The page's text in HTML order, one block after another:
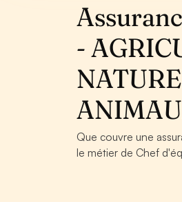
-
Que couvre une
le métier de Chef